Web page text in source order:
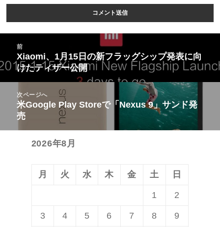
ナ
ビ
前
前
の
投
稿:
Xiaomi、1月15日の新フラッグシップ発表に向
けたティザー公開
次ページへ
次
の
投
米Google Play Storeで「Nexus 9」サンド発
売
2026年8月
月 火 水 木 金 土 日
1 2
3 4 5 6 7 8 9